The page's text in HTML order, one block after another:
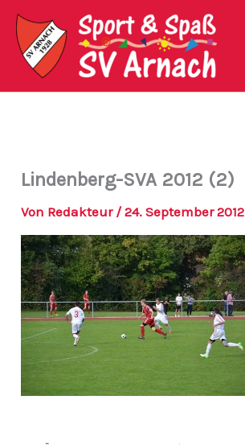
Zum
Inhalt
springen
Lindenberg-SVA 2012 (2)
Von Redakteur /24. September 2012